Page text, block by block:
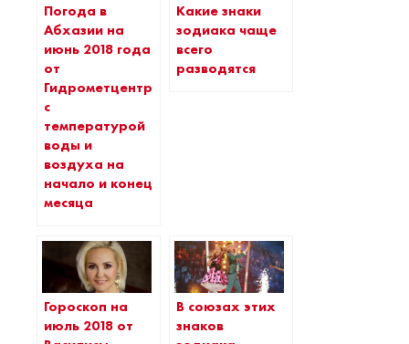
Погода в
Абхазии на
июнь 2018 года
от
Гидрометцентра
с
температурой
воды и
воздуха на
начало и конец
месяца
Какие знаки
зодиака чаще
всего
разводятся
Гороскоп на
июль 2018 от
В союзах этих
знаков